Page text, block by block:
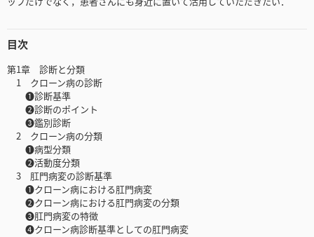
目次
第1章 診断と分類
1 クローン病の診断
❶診断基準
❷診断のポイント
❸鑑別診断
2 クローン病の分類
❶病型分類
❷活動度分類
3 肛門病変の診断基準
❶クローン病における肛門病変
❷クローン病における肛門病変の分類
❸肛門病変の特徴
❹クローン病診断基準としての肛門病変